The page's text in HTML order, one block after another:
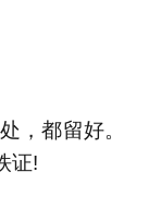
，都留好。
证!